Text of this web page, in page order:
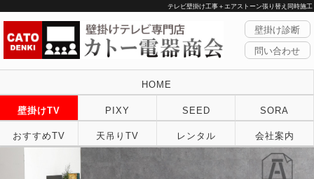
テレビ壁掛け工事＋エアストーン張り替え同時施工
壁掛け診断
問い合わせ
HOME
壁掛けTV PIXY SEED SORA
おすすめTV 天吊りTV レンタル 会社案内